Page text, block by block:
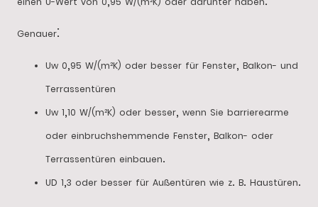
Genauer:
Uw 0,95 W/(m²K) oder besser für Fenster, Balkon- und
Terrassentüren
Uw 1,10 W/(m²K) oder besser, wenn Sie barrierearme
oder einbruchshemmende Fenster, Balkon- oder
Terrassentüren einbauen.
UD 1,3 oder besser für Außentüren wie z. B. Haustüren.